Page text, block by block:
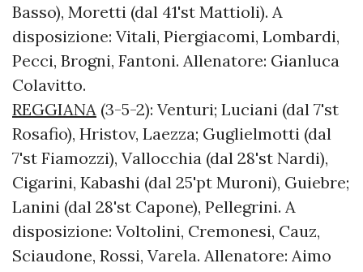
Basso), Moretti (dal 41'st Mattioli). A
disposizione: Vitali, Piergiacomi, Lombardi,
Pecci, Brogni, Fantoni. Allenatore: Gianluca
Colavitto.
REGGIANA (3-5-2): Venturi; Luciani (dal 7'st
Rosafio), Hristov, Laezza; Guglielmotti (dal
7'st Fiamozzi), Vallocchia (dal 28'st Nardi),
Cigarini, Kabashi (dal 25'pt Muroni), Guiebre;
Lanini (dal 28'st Capone), Pellegrini. A
disposizione: Voltolini, Cremonesi, Cauz,
Sciaudone, Rossi, Varela. Allenatore: Aimo